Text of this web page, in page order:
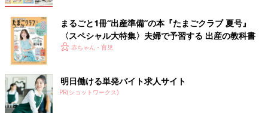
少しよくなったかな？と思っても、治りきる前にまた悪化して…
というのを繰り返すんです。とくに、夜は咳がひどくなりがち
で、夜中ずっと咳をしているから、2人して睡眠不足の日が続き
ました。
しかも、咳をしすぎると吐いてしまうこともよくあり、袋やタオ
ルを常に準備して嘔吐に備えていましたが、小さい子の場合、備
えていても間に合わなかったりもするので夜中に吐しゃ物を片づ
まるごと1冊“出産準備”の本『たまごクラブ 夏号』
〈スペシャル大特集〉夫婦で予習する 出産の教科書
赤ちゃん・育児
明日働ける単発バイト求人サイト
PR(ショットワークス)